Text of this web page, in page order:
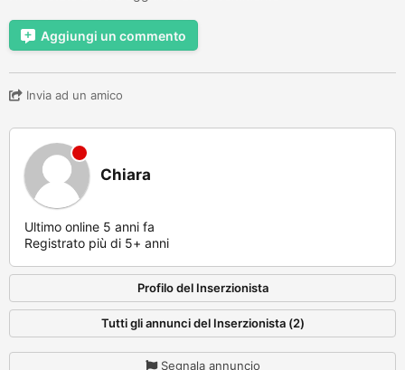
Aggiungi un commento
Invia ad un amico
Chiara
Ultimo online 5 anni fa
Registrato più di 5+ anni
Profilo del Inserzionista
Tutti gli annunci del Inserzionista (2)
Segnala annuncio